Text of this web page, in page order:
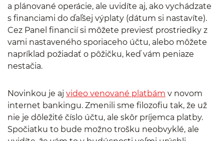
a plánované operácie, ale uvidíte aj, ako vychádzate
s financiami do ďaľšej výplaty (dátum si nastavíte).
Cez Panel financií si môžete previesť prostriedky z
vami nastaveného sporiaceho účtu, alebo môžete
napríklad požiadať o pôžičku, keď vám peniaze
nestačia.
Novinkou je aj video venované platbám v novom
internet bankingu. Zmenili sme filozofiu tak, že už
nie je dôležité číslo účtu, ale skôr príjemca platby.
Spočiatku to bude možno trošku neobvyklé, ale